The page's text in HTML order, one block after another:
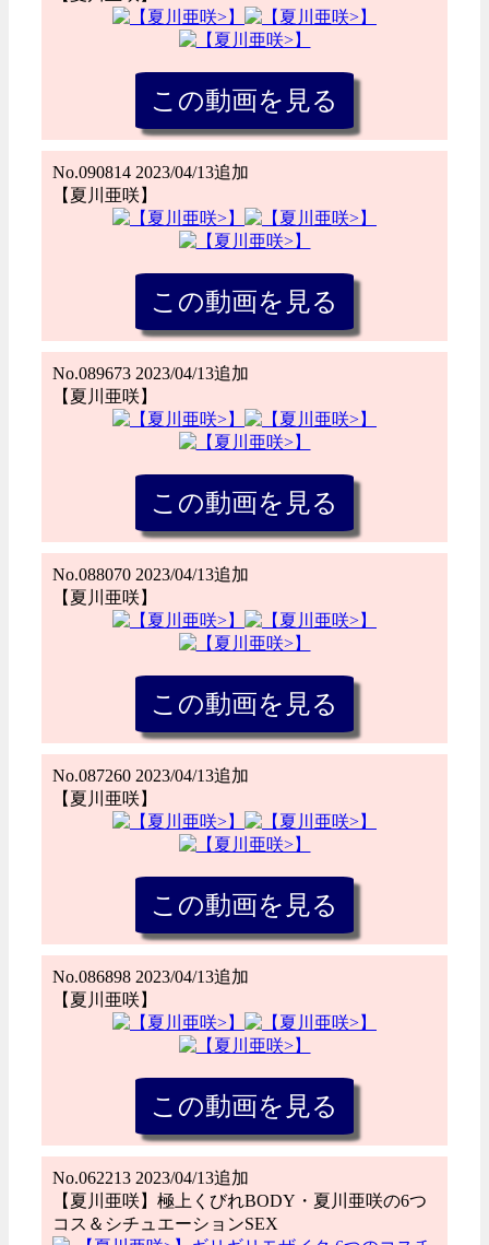
No.090814 2023/04/13追加
【夏川亜咲】
No.089673 2023/04/13追加
【夏川亜咲】
No.088070 2023/04/13追加
【夏川亜咲】
No.087260 2023/04/13追加
【夏川亜咲】
No.086898 2023/04/13追加
【夏川亜咲】
No.062213 2023/04/13追加
【夏川亜咲】極上くびれBODY・夏川亜咲の6つ
コス＆シチュエーションSEX